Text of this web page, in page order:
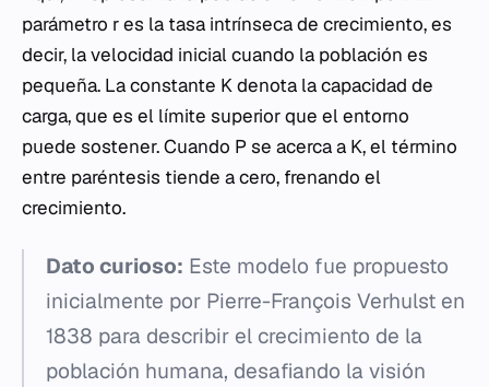
parámetro res la tasa intrínseca de crecimiento, es
decir, la velocidad inicial cuando la población es
pequeña. La constante Kdenota la capacidad de
carga, que es el límite superior que el entorno
puede sostener. Cuando Pse acerca a K, el término
entre paréntesis tiende a cero, frenando el
crecimiento.
Dato curioso: Este modelo fue propuesto
inicialmente por Pierre-François Verhulst en
1838 para describir el crecimiento de la
población humana, desafiando la visión